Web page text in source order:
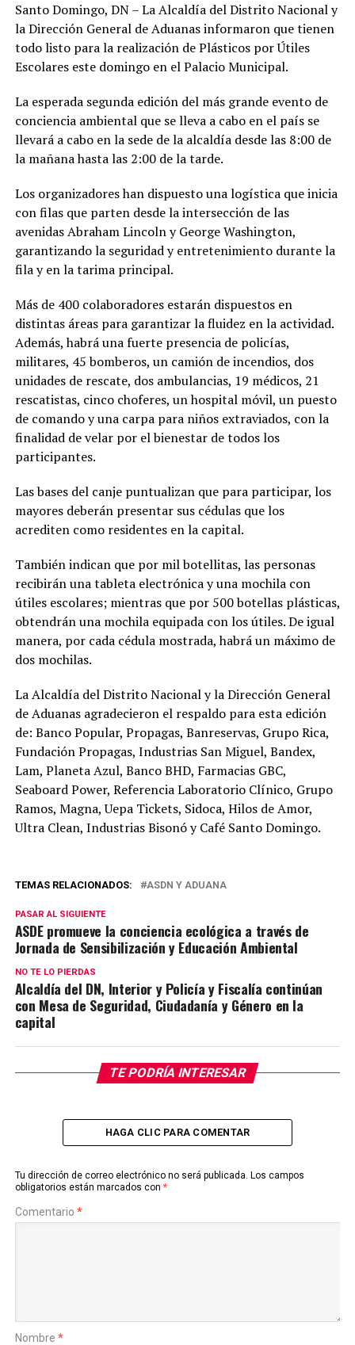
Santo Domingo, DN – La Alcaldía del Distrito Nacional y
la Dirección General de Aduanas informaron que tienen
todo listo para la realización de Plásticos por Útiles
Escolares este domingo en el Palacio Municipal.
La esperada segunda edición del más grande evento de
conciencia ambiental que se lleva a cabo en el país se
llevará a cabo en la sede de la alcaldía desde las 8:00 de
la mañana hasta las 2:00 de la tarde.
Los organizadores han dispuesto una logística que inicia
con filas que parten desde la intersección de las
avenidas Abraham Lincoln y George Washington,
garantizando la seguridad y entretenimiento durante la
fila y en la tarima principal.
Más de 400 colaboradores estarán dispuestos en
distintas áreas para garantizar la fluidez en la actividad.
Además, habrá una fuerte presencia de policías,
militares, 45 bomberos, un camión de incendios, dos
unidades de rescate, dos ambulancias, 19 médicos, 21
rescatistas, cinco choferes, un hospital móvil, un puesto
de comando y una carpa para niños extraviados, con la
finalidad de velar por el bienestar de todos los
participantes.
Las bases del canje puntualizan que para participar, los
mayores deberán presentar sus cédulas que los
acrediten como residentes en la capital.
También indican que por mil botellitas, las personas
recibirán una tableta electrónica y una mochila con
útiles escolares; mientras que por 500 botellas plásticas,
obtendrán una mochila equipada con los útiles. De igual
manera, por cada cédula mostrada, habrá un máximo de
dos mochilas.
La Alcaldía del Distrito Nacional y la Dirección General
de Aduanas agradecieron el respaldo para esta edición
de: Banco Popular, Propagas, Banreservas, Grupo Rica,
Fundación Propagas, Industrias San Miguel, Bandex,
Lam, Planeta Azul, Banco BHD, Farmacias GBC,
Seaboard Power, Referencia Laboratorio Clínico, Grupo
Ramos, Magna, Uepa Tickets, Sidoca, Hilos de Amor,
Ultra Clean, Industrias Bisonó y Café Santo Domingo.
TEMAS RELACIONADOS: ASDN Y ADUANA
PASAR AL SIGUIENTE
ASDE promueve la conciencia ecológica a través de
Jornada de Sensibilización y Educación Ambiental
NO TE LO PIERDAS
Alcaldía del DN, Interior y Policía y Fiscalía continúan
con Mesa de Seguridad, Ciudadanía y Género en la
capital
TE PODRÍA INTERESAR
HAGA CLIC PARA COMENTAR
Tu dirección de correo electrónico no será publicada. Los campos
obligatorios están marcados con *
Comentario *
Nombre *